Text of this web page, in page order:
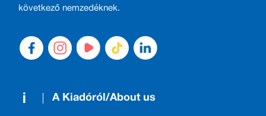
következő nemzedéknek.
A Kiadóról/About us